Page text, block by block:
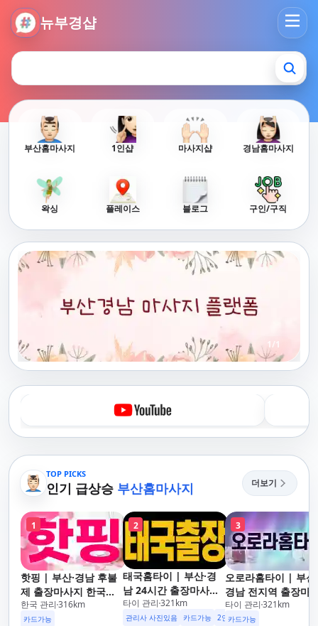
뉴부경샵
뉴부경샵 - 부산 마사지 사이트 부산마사지 부산홈타이 부산출
부산홈마사지 1인샵 마사지샵 경남홈마사지
왁싱 플레이스 블로그 구인/구직
1 /1
TOP PICKS
인기 급상승 부산홈마사지 더보기
1
핫핑 | 부산·경남 후불
제 출장마사지 한국인
관리사
한국 관리 316km
카드가능
2
태국홈타이 | 부산·경
남 24시간 출장마사지
후불제/해운대,사상,광
안리,남포동,구포,덕천,
타이 관리 321km
관리사 사진있음 카드가능 2인이상 할인
3
오로라홈타이 | 부산·
경남 전지역 출장마
지 24시간 홈타이
타이 관리 321km
카드가능